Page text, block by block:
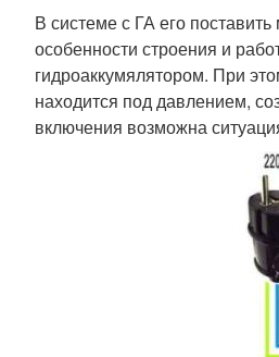
В системе с ГА его
особенности строения и
гидроаккумялятором. При
находится под давлением,
включения возможна